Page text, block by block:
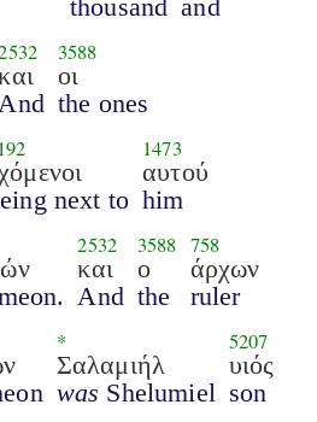
thousand and
And
3588
οι
the ones
next to
1473
αυτού
him
2532
και
And
3588
ο
the
758
άρχων
ruler
*
Σαλαμιήλ
was Shelumiel
5207
υιός
son